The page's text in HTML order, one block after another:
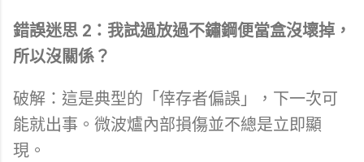
錯誤迷思 2：我試過放過不鏽鋼便當盒沒壞掉，
所以沒關係？
破解：這是典型的「倖存者偏誤」，下一次可
能就出事。微波爐內部損傷並不總是立即顯
現。